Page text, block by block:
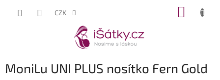
CZK
MoniLu UNI PLUS nosítko Fern Gold